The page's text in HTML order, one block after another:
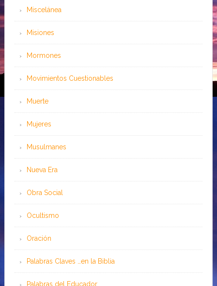
Miscelánea
Misiones
Mormones
Movimientos Cuestionables
Muerte
Mujeres
Musulmanes
Nueva Era
Obra Social
Ocultismo
Oración
Palabras Claves …en la Biblia
Palabras del Educador